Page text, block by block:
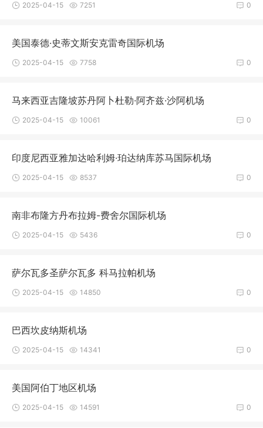
0
2025-04-15 7251
美国泰德·史蒂文斯安克雷奇国际机场
0
2025-04-15 7758
马来西亚吉隆坡苏丹阿卜杜勒·阿齐兹·沙阿机场
0
2025-04-15 10061
印度尼西亚雅加达哈利姆·珀达纳库苏马国际机场
0
2025-04-15 8537
南非布隆方丹布拉姆-费舍尔国际机场
0
2025-04-15 5436
萨尔瓦多圣萨尔瓦多 科马拉帕机场
0
2025-04-15 14850
巴西坎皮纳斯机场
0
2025-04-15 14341
美国阿伯丁地区机场
0
2025-04-15 14591